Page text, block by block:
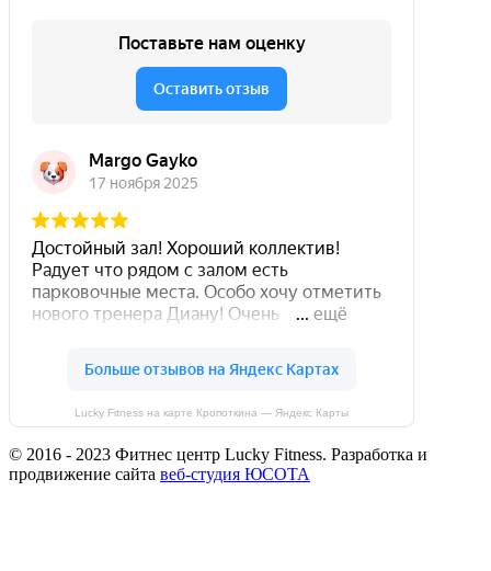
Lucky Fitness на карте Кропоткина — Яндекс Карты
© 2016 - 2023 Фитнес центр Lucky Fitness. Разработка и
продвижение сайта веб-студия ЮСОТА